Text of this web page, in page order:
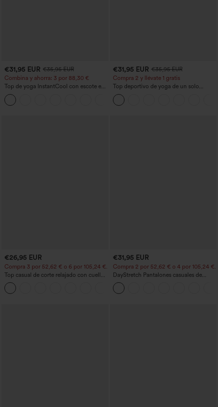
€31,95 EUR €35,95 EUR
Combina y ahorra: 3 por 88,30 €
Top de yoga InstantCool con escote en
U y bajo curvado - UPF50+
€31,95 EUR €35,95 EUR
Compra 2 y llévate 1 gratis
Top deportivo de yoga de un solo
hombro, manga larga con agujero para
el pulgar, dobladillo curvo estilo high-
low (frente más corto, espalda más
€26,95 EUR
Compra 3 por 52,62 € o 6 por 105,24 €.
Top casual de corte relajado con cuello
redondo y mangas murciélago.
€31,95 EUR
Compra 2 por 52,62 € o 4 por 105,24 €.
DayStretch Pantalones casuales de
cintura alta con pernera tipo barril y
bolsillos